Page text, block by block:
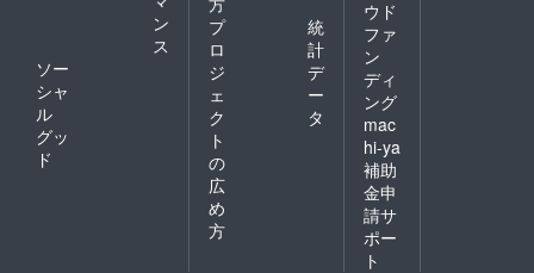
ン
ス
ソー
シャ
ル
グッ
ド
プ
ロ
ジ
ェ
ク
ト
の
広
め
方
統
計
デ
ー
タ
ウド
ファ
ン
ディ
ング
mac
hi-ya
補助
金申
請サ
ポー
ト